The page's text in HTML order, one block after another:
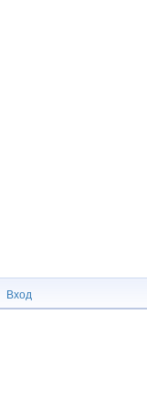
Вход